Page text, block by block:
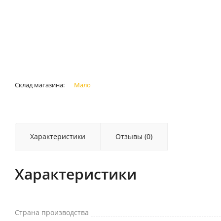
Склад магазина: Мало
Характеристики Отзывы (0)
Характеристики
Страна производства